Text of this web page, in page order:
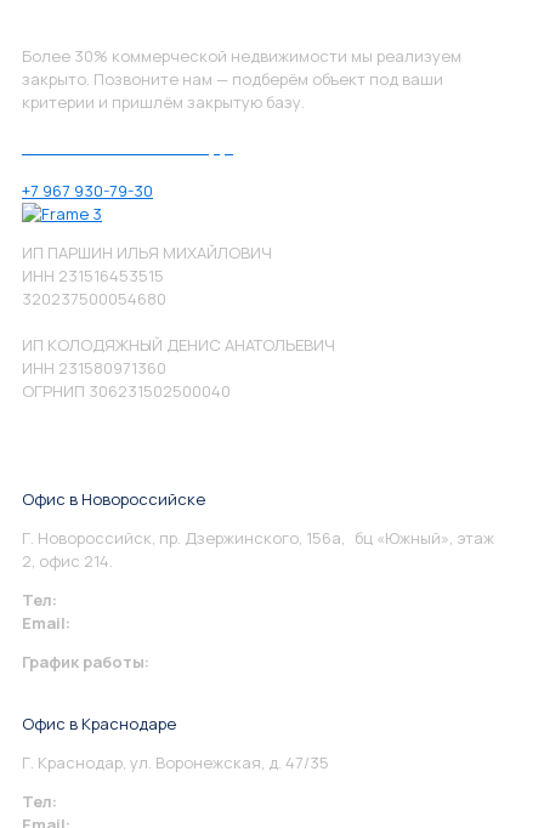
Более 30% коммерческой недвижимости мы реализуем
закрыто. Позвоните нам — подберём объект под ваши
критерии и пришлём закрытую базу.
+7 967 930-79-30
ИП ПАРШИН ИЛЬЯ МИХАЙЛОВИЧ
ИНН 231516453515
320237500054680
ИП КОЛОДЯЖНЫЙ ДЕНИС АНАТОЛЬЕВИЧ
ИНН 231580971360
ОГРНИП 306231502500040
Офис в Новороссийске
Г. Новороссийск, пр. Дзержинского, 156а, бц «Южный», этаж
2, офис 214.
Тел:
Email:
График работы:
Офис в Краснодаре
Г. Краснодар, ул. Воронежская, д. 47/35
Тел: